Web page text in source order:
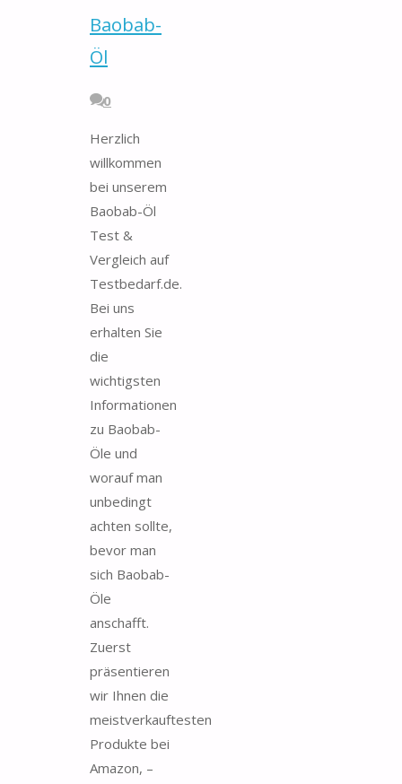
Baobab-
Öl
0
Herzlich
willkommen
bei unserem
Baobab-Öl
Test &
Vergleich auf
Testbedarf.de.
Bei uns
erhalten Sie
die
wichtigsten
Informationen
zu Baobab-
Öle und
worauf man
unbedingt
achten sollte,
bevor man
sich Baobab-
Öle
anschafft.
Zuerst
präsentieren
wir Ihnen die
meistverkauftesten
Produkte bei
Amazon, –